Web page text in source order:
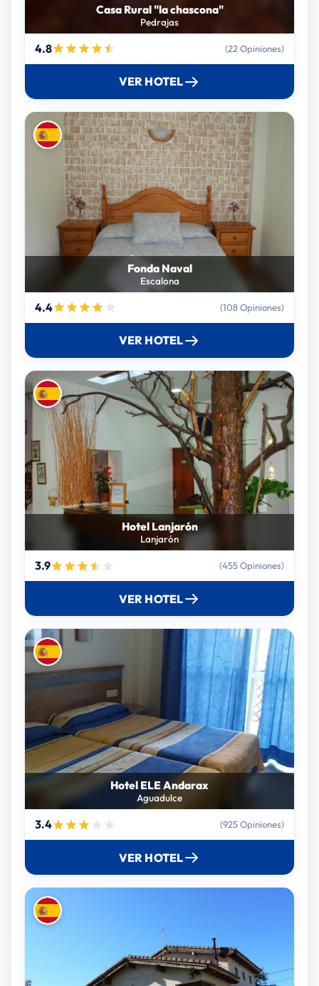
Casa Rural "la chascona"
Pedrajas
4.8 (22 Opiniones)
VER HOTEL
Fonda Naval
Escalona
4.4 (108 Opiniones)
VER HOTEL
Hotel Lanjarón
Lanjarón
3.9 (455 Opiniones)
VER HOTEL
Hotel ELE Andarax
Aguadulce
3.4 (925 Opiniones)
VER HOTEL